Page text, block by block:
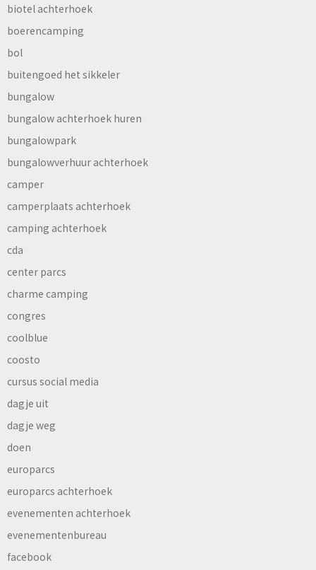
biotel achterhoek
boerencamping
bol
buitengoed het sikkeler
bungalow
bungalow achterhoek huren
bungalowpark
bungalowverhuur achterhoek
camper
camperplaats achterhoek
camping achterhoek
cda
center parcs
charme camping
congres
coolblue
coosto
cursus social media
dagje uit
dagje weg
doen
europarcs
europarcs achterhoek
evenementen achterhoek
evenementenbureau
facebook